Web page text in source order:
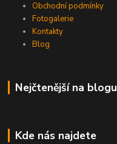
Obchodní podmínky
Fotogalerie
Kontakty
Blog
Nejčtenější na blogu
Kde nás najdete